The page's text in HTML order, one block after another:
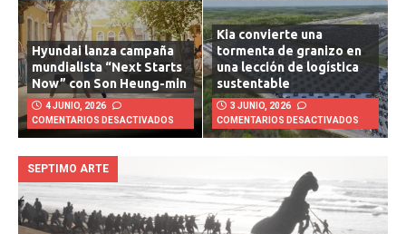
Hyundai lanza campaña
mundialista “Next Starts
Now” con Son Heung-min
4 JUNIO, 2026
COMENTARIOS DESACTIVADOS
Kia convierte una
tormenta de granizo en
una lección de logística
sustentable
3 JUNIO, 2026
COMENTARIOS DESACTIVADOS
SEPTIMO ARTE